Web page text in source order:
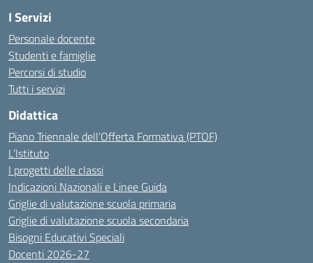
I Servizi
Personale docente
Studenti e famiglie
Percorsi di studio
Tutti i servizi
Didattica
Piano Triennale dell’Offerta Formativa (PTOF)
L’Istituto
I progetti delle classi
Indicazioni Nazionali e Linee Guida
Griglie di valutazione scuola primaria
Griglie di valutazione scuola secondaria
Bisogni Educativi Speciali
Docenti 2026-27